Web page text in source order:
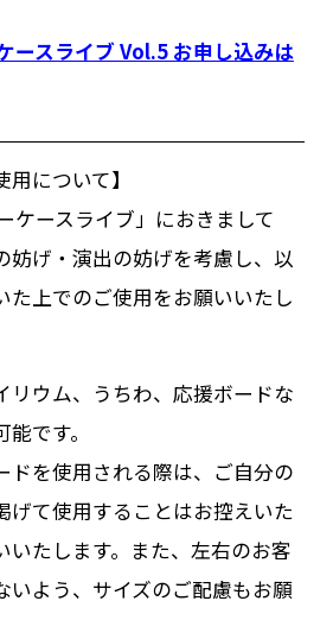
ースライブ Vol.5 お申し込みは
用について】
ケースライブ」におきまして
妨げ・演出の妨げを考慮し、以
た上でのご使用をお願いいたし
リウム、うちわ、応援ボードな
です。
ドを使用される際は、ご自分の
げて使用することはお控えいた
いたします。また、左右のお客
いよう、サイズのご配慮もお願